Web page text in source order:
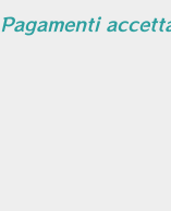
Pagamenti